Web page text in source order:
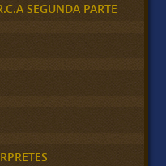
SEGUNDA PARTE